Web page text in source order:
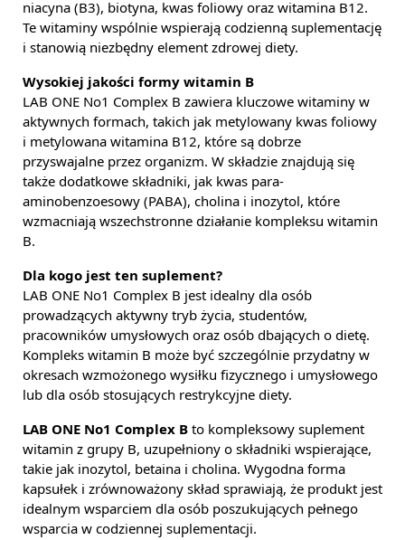
niacyna (B3), biotyna, kwas foliowy oraz witamina B12.
Te witaminy wspólnie wspierają codzienną suplementację
i stanowią niezbędny element zdrowej diety.
Wysokiej jakości formy witamin B
LAB ONE No1 Complex B zawiera kluczowe witaminy w
aktywnych formach, takich jak metylowany kwas foliowy
i metylowana witamina B12, które są dobrze
przyswajalne przez organizm. W składzie znajdują się
także dodatkowe składniki, jak kwas para-
aminobenzoesowy (PABA), cholina i inozytol, które
wzmacniają wszechstronne działanie kompleksu witamin
B.
Dla kogo jest ten suplement?
LAB ONE No1 Complex B jest idealny dla osób
prowadzących aktywny tryb życia, studentów,
pracowników umysłowych oraz osób dbających o dietę.
Kompleks witamin B może być szczególnie przydatny w
okresach wzmożonego wysiłku fizycznego i umysłowego
lub dla osób stosujących restrykcyjne diety.
LAB ONE No1 Complex B to kompleksowy suplement
witamin z grupy B, uzupełniony o składniki wspierające,
takie jak inozytol, betaina i cholina. Wygodna forma
kapsułek i zrównoważony skład sprawiają, że produkt jest
idealnym wsparciem dla osób poszukujących pełnego
wsparcia w codziennej suplementacji.